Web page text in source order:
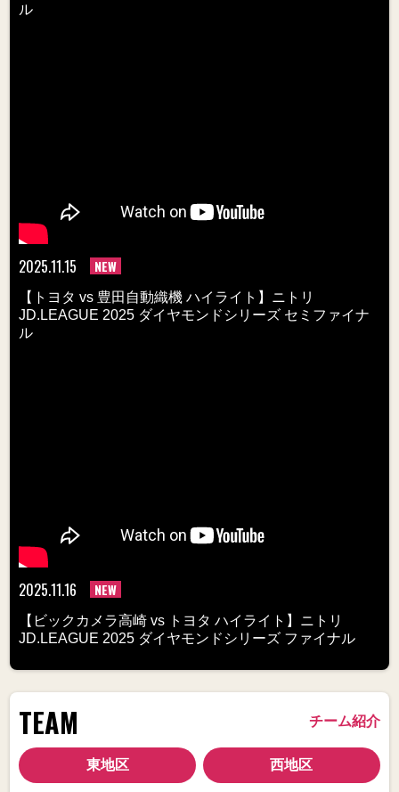
ル
2025.11.15 NEW
【トヨタ vs 豊田自動織機 ハイライト】ニトリ
JD.LEAGUE 2025 ダイヤモンドシリーズ セミファイナ
ル
2025.11.16 NEW
【ビックカメラ高崎 vs トヨタ ハイライト】ニトリ
JD.LEAGUE 2025 ダイヤモンドシリーズ ファイナル
TEAM チーム紹介
東地区 西地区